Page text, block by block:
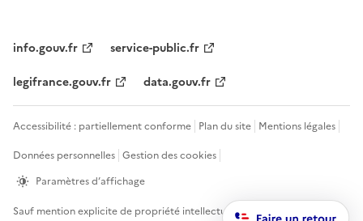
info.gouv.fr
service-public.fr
legifrance.gouv.fr
data.gouv.fr
Accessibilité : partiellement conforme Plan du site Mentions légales
Données personnelles Gestion des cookies
Paramètres d’affichage
Sauf mention explicite de propriété intellectuelle détenue par des tiers,